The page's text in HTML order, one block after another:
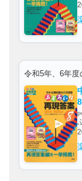
令和5年、6年度
8